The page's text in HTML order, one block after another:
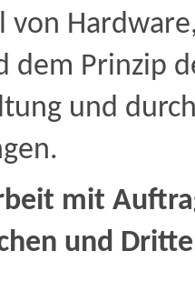
von
dem Prinzip
und
mit
und